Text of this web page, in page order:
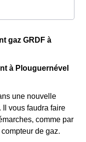
gaz GRDF à
à Plouguernével
une nouvelle
Il vous faudra faire
comme par
de gaz.